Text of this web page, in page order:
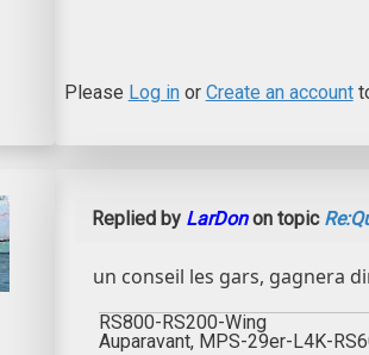
Please Log inor Create an account
Replied by LarDonon topic
un conseil les gars, gagnera
RS800-RS200-Wing
Auparavant, MPS-29er-L4K-